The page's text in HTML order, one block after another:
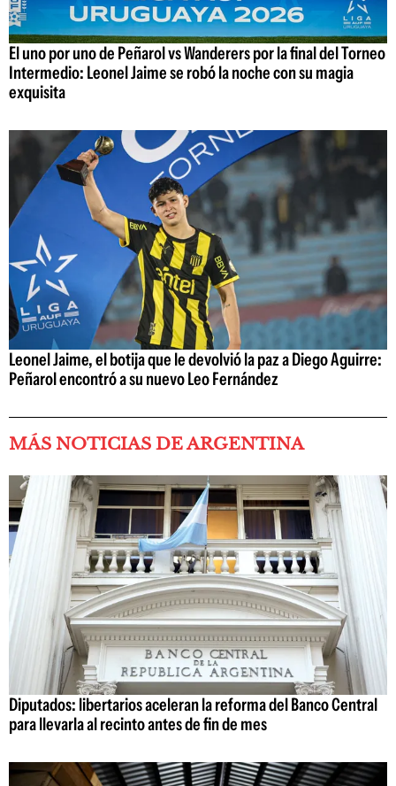
El uno por uno de Peñarol vs Wanderers por la final del Torneo
Intermedio: Leonel Jaime se robó la noche con su magia
exquisita
Leonel Jaime, el botija que le devolvió la paz a Diego Aguirre:
Peñarol encontró a su nuevo Leo Fernández
MÁS NOTICIAS DE ARGENTINA
Diputados: libertarios aceleran la reforma del Banco Central
para llevarla al recinto antes de fin de mes